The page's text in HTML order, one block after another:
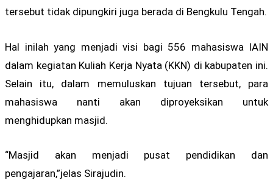
tersebut tidak dipungkiri juga berada di Bengkulu Tengah.
Hal inilah yang menjadi visi bagi 556 mahasiswa IAIN
dalam kegiatan Kuliah Kerja Nyata (KKN) di kabupaten ini.
Selain itu, dalam memuluskan tujuan tersebut, para
mahasiswa nanti akan diproyeksikan untuk
menghidupkan masjid.
“Masjid akan menjadi pusat pendidikan dan
pengajaran,”jelas Sirajudin.